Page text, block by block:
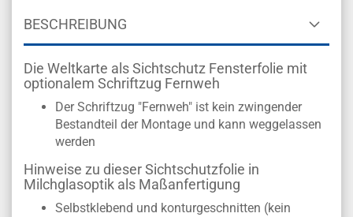
BESCHREIBUNG
Die Weltkarte als Sichtschutz Fensterfolie mit
optionalem Schriftzug Fernweh
Der Schriftzug "Fernweh" ist kein zwingender
Bestandteil der Montage und kann weggelassen
werden
Hinweise zu dieser Sichtschutzfolie in
Milchglasoptik als Maßanfertigung
Selbstklebend und konturgeschnitten (kein